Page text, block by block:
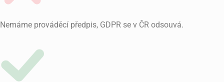
Nemáme prováděcí předpis, GDPR se v ČR odsouvá.